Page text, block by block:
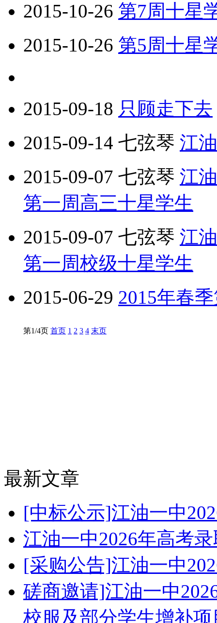
2015-10-26 第7周十星
2015-10-26 第5周十星
2015-09-18 只顾走下去
2015-09-14 七弦琴 江
2015-09-07 七弦琴 江
第一周高三十星学生
2015-09-07 七弦琴 江
第一周校级十星学生
2015-06-29 2015年春
第1/4页 首页 1 2 3 4 末页
最新文章
[中标公示]江油一中
江油一中2026年高考
[采购公告]江油一中
磋商邀请]江油一中
校服及部分学生增补项